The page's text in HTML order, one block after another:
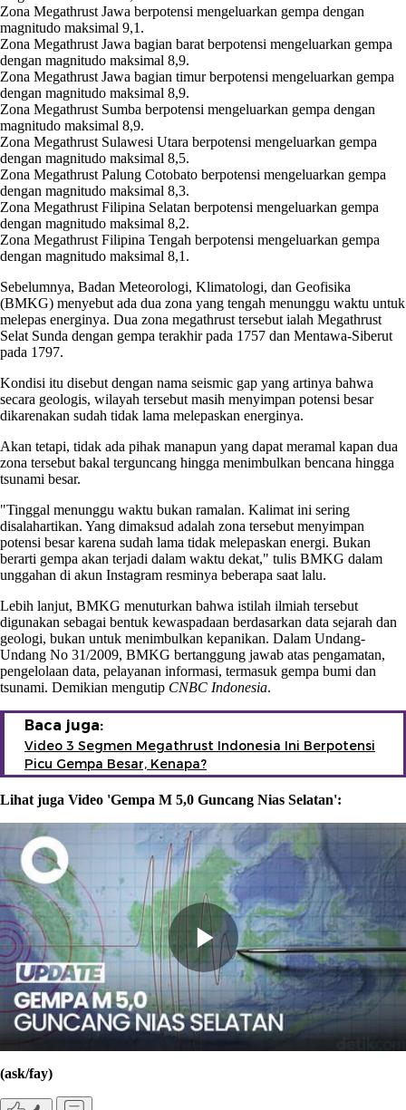
Zona Megathrust Jawa berpotensi mengeluarkan gempa dengan
magnitudo maksimal 9,1.
Zona Megathrust Jawa bagian barat berpotensi mengeluarkan gempa
dengan magnitudo maksimal 8,9.
Zona Megathrust Jawa bagian timur berpotensi mengeluarkan gempa
dengan magnitudo maksimal 8,9.
Zona Megathrust Sumba berpotensi mengeluarkan gempa dengan
magnitudo maksimal 8,9.
Zona Megathrust Sulawesi Utara berpotensi mengeluarkan gempa
dengan magnitudo maksimal 8,5.
Zona Megathrust Palung Cotobato berpotensi mengeluarkan gempa
dengan magnitudo maksimal 8,3.
Zona Megathrust Filipina Selatan berpotensi mengeluarkan gempa
dengan magnitudo maksimal 8,2.
Zona Megathrust Filipina Tengah berpotensi mengeluarkan gempa
dengan magnitudo maksimal 8,1.
Sebelumnya, Badan Meteorologi, Klimatologi, dan Geofisika
(BMKG) menyebut ada dua zona yang tengah menunggu waktu untuk
melepas energinya. Dua zona megathrust tersebut ialah Megathrust
Selat Sunda dengan gempa terakhir pada 1757 dan Mentawa-Siberut
pada 1797.
Kondisi itu disebut dengan nama seismic gap yang artinya bahwa
secara geologis, wilayah tersebut masih menyimpan potensi besar
dikarenakan sudah tidak lama melepaskan energinya.
Akan tetapi, tidak ada pihak manapun yang dapat meramal kapan dua
zona tersebut bakal terguncang hingga menimbulkan bencana hingga
tsunami besar.
"Tinggal menunggu waktu bukan ramalan. Kalimat ini sering
disalahartikan. Yang dimaksud adalah zona tersebut menyimpan
potensi besar karena sudah lama tidak melepaskan energi. Bukan
berarti gempa akan terjadi dalam waktu dekat," tulis BMKG dalam
unggahan di akun Instagram resminya beberapa saat lalu.
Lebih lanjut, BMKG menuturkan bahwa istilah ilmiah tersebut
digunakan sebagai bentuk kewaspadaan berdasarkan data sejarah dan
geologi, bukan untuk menimbulkan kepanikan. Dalam Undang-
Undang No 31/2009, BMKG bertanggung jawab atas pengamatan,
pengelolaan data, pelayanan informasi, termasuk gempa bumi dan
tsunami. Demikian mengutip CNBC Indonesia.
Baca juga:
Video 3 Segmen Megathrust Indonesia Ini Berpotensi
Picu Gempa Besar, Kenapa?
Lihat juga Video 'Gempa M 5,0 Guncang Nias Selatan':
(ask/fay)